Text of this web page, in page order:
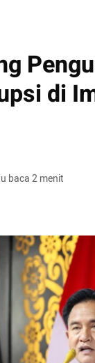
di
baca 2 menit